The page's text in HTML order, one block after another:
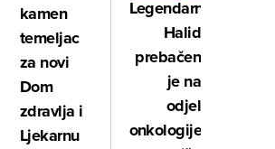
kamen
temeljac
za novi
Dom
zdravlja i
Ljekarnu
Legendarni
Halid
prebačen
je na
odjel
onkologije